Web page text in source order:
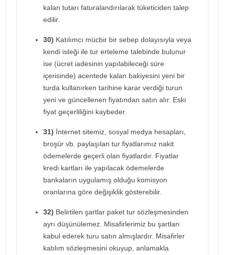
kalan tutarı faturalandırılarak tüketiciden talep
edilir.
30) Katılımcı mücbir bir sebep dolayısıyla veya
kendi isteği ile tur erteleme talebinde bulunur
ise (ücret iadesinin yapılabileceği süre
içerisinde) acentede kalan bakiyesini yeni bir
turda kullanırken tarihine karar verdiği turun
yeni ve güncellenen fiyatından satın alır. Eski
fiyat geçerliliğini kaybeder.
31) İnternet sitemiz, sosyal medya hesapları,
broşür vb. paylaşılan tur fiyatlarımız nakit
ödemelerde geçerli olan fiyatlardır. Fiyatlar
kredi kartları ile yapılacak ödemelerde
bankaların uygulamış olduğu komisyon
oranlarına göre değişiklik gösterebilir.
32) Belirtilen şartlar paket tur sözleşmesinden
ayrı düşünülemez. Misafirlerimiz bu şartları
kabul ederek turu satın almışlardır. Misafirler
katılım sözleşmesini okuyup, anlamakla